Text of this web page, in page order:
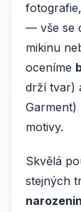
— vše se
mikinu
oceníme
drží tvar)
motivy.
Skvělá
stejných